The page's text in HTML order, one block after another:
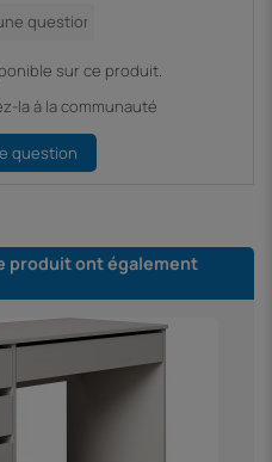
sur ce produit.
la à la communauté
question
produit ont également